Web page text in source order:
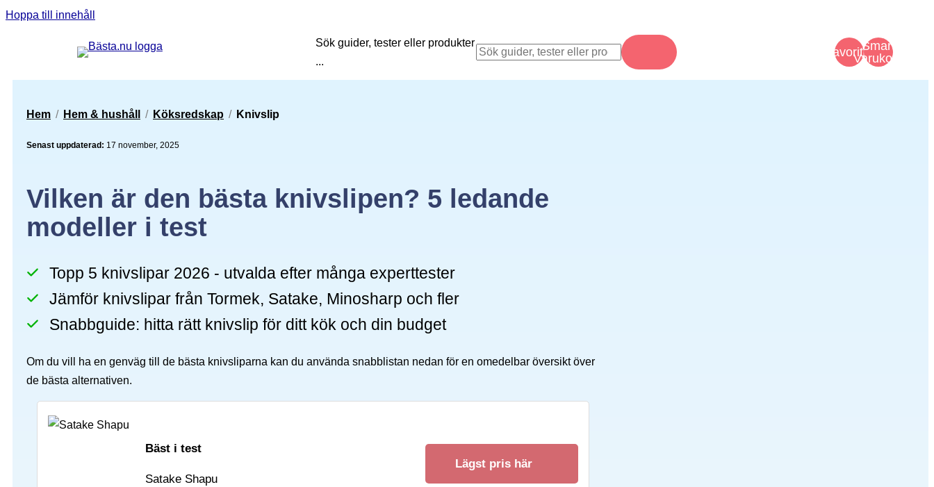
Hoppa till innehåll
Sök guider, tester eller produkter
...
FavoriterSmart
Varukorg
Hem / Hem & hushåll / Köksredskap / Knivslip
Senast uppdaterad: 17 november, 2025
Vilken är den bästa knivslipen? 5 ledande
modeller i test
Topp 5 knivslipar 2026 - utvalda efter många experttester
Jämför knivslipar från Tormek, Satake, Minosharp och fler
Snabbguide: hitta rätt knivslip för ditt kök och din budget
Om du vill ha en genväg till de bästa knivsliparna kan du använda snabblistan nedan för en omedelbar översikt över
de bästa alternativen.
Bäst i test
Satake Shapu
Lägst pris här